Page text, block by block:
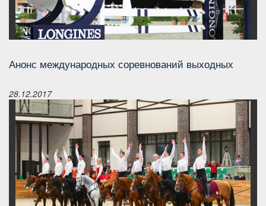
Анонс международных соревнований выходных
28.12.2017